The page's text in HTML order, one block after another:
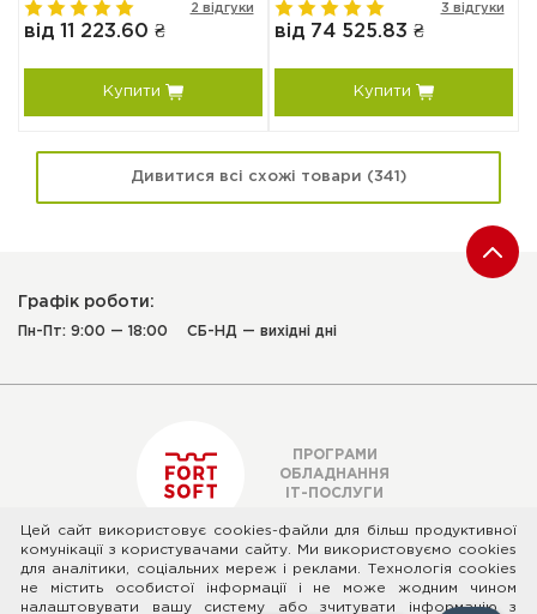
2 відгуки
від 11 223.60 ₴
Купити
3 відгуки
від 74 525.83 ₴
Купити
Дивитися всі схожі товари (341)
Графік роботи:
Пн-Пт: 9:00 — 18:00 СБ-НД — вихідні дні
ПРОГРАМИ
ОБЛАДНАННЯ
ІТ-ПОСЛУГИ
© 2026 ТОВ "ФОРТ СОФТ" - Ліцензійне програмне та апаратне
забезпечення
Цей сайт використовує cookies-файли для більш продуктивної
комунікації з користувачами сайту. Ми використовуємо cookies
для аналітики, соціальних мереж і реклами. Технологія cookies
не містить особистої інформації і не може жодним чином
налаштовувати вашу систему або зчитувати інформацію з